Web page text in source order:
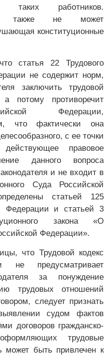
таких работников.
также не может
конституционные
статья 22 Трудового
не содержит норм,
заключить трудовой
потому противоречит
Федерации,
что фактически она
с ее точки
правовое
данного вопроса
и не входит в
Суда Российской
статьей 125
Федерации и статьей 3
закона «О
Федерации».
что Трудовой кодекс
не предусматривает
за понуждение
трудовых отношений
следует признать
судом фактов
договоров гражданско-
трудовые
может быть привлечен к